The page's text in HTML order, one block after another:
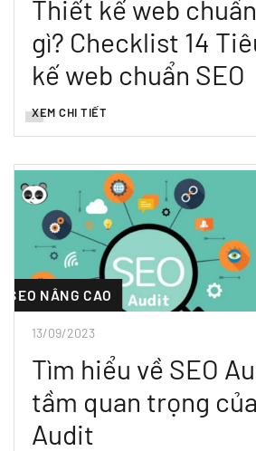
Thiết kế web
gì? Checklist 14
kế web chuẩn SEO
XEM CHI TIẾT
SEO NÂNG CAO
13/09/2023
Tìm hiểu về SEO
tầm quan trọng
Audit